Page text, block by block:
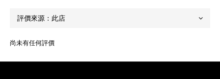
尚未有任何評價